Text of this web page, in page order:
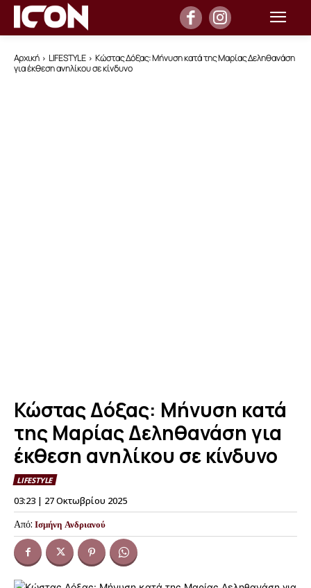
Αρχική LIFESTYLE
Κώστας Δόξας: Μήνυση κατά της Μαρίας Δεληθανάση
για έκθεση ανηλίκου σε κίνδυνο
Κώστας Δόξας: Μήνυση κατά
της Μαρίας Δεληθανάση για
έκθεση ανηλίκου σε κίνδυνο
LIFESTYLE
03:23 | 27 Οκτωβρίου 2025
Από: Ισμήνη Ανδριανού